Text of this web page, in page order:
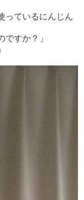
っているにんじん
ですか？」